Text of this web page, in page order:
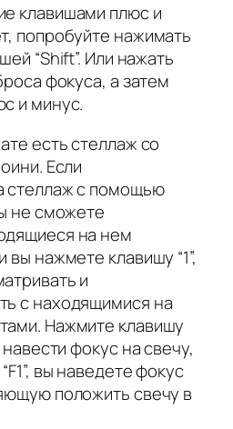
клавишами плюс и
попробуйте нажимать
“Shift”. Или нажать
фокуса, а затем
и минус.
есть стеллаж со
Если
стеллаж с помощью
не сможете
на нем
нажмете клавишу “1”,
и
с находящимися на
Нажмите клавишу
фокус на свечу,
вы наведете фокус
положить свечу в